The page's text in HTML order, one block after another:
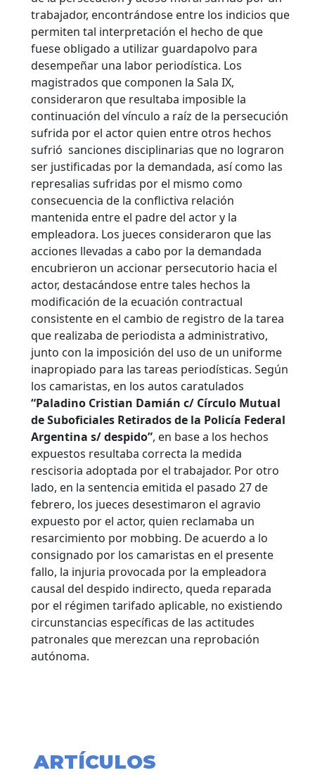
trabajador, encontrándose entre los indicios que
permiten tal interpretación el hecho de que
fuese obligado a utilizar guardapolvo para
desempeñar una labor periodística. Los
magistrados que componen la Sala IX,
consideraron que resultaba imposible la
continuación del vínculo a raíz de la persecución
sufrida por el actor quien entre otros hechos
sufrió sanciones disciplinarias que no lograron
ser justificadas por la demandada, así como las
represalias sufridas por el mismo como
consecuencia de la conflictiva relación
mantenida entre el padre del actor y la
empleadora. Los jueces consideraron que las
acciones llevadas a cabo por la demandada
encubrieron un accionar persecutorio hacia el
actor, destacándose entre tales hechos la
modificación de la ecuación contractual
consistente en el cambio de registro de la tarea
que realizaba de periodista a administrativo,
junto con la imposición del uso de un uniforme
inapropiado para las tareas periodísticas. Según
los camaristas, en los autos caratulados
“Paladino Cristian Damián c/ Círculo Mutual
de Suboficiales Retirados de la Policía Federal
Argentina s/ despido”, en base a los hechos
expuestos resultaba correcta la medida
rescisoria adoptada por el trabajador. Por otro
lado, en la sentencia emitida el pasado 27 de
febrero, los jueces desestimaron el agravio
expuesto por el actor, quien reclamaba un
resarcimiento por mobbing. De acuerdo a lo
consignado por los camaristas en el presente
fallo, la injuria provocada por la empleadora
causal del despido indirecto, queda reparada
por el régimen tarifado aplicable, no existiendo
circunstancias específicas de las actitudes
patronales que merezcan una reprobación
autónoma.
ARTÍCULOS